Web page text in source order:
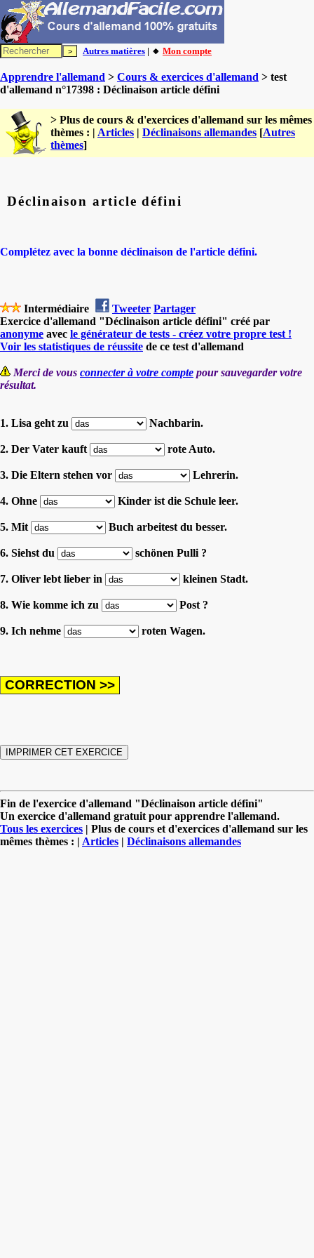
Autres matières | 🔸 Mon compte
Apprendre l'allemand > Cours & exercices d'allemand > test
d'allemand n°17398 : Déclinaison article défini
> Plus de cours & d'exercices d'allemand sur les mêmes
thèmes : | Articles | Déclinaisons allemandes [Autres
thèmes]
Déclinaison article défini
Complétez avec la bonne déclinaison de l'article défini.
Intermédiaire Tweeter Partager
Exercice d'allemand "Déclinaison article défini" créé par
anonyme avec le générateur de tests - créez votre propre test !
Voir les statistiques de réussite de ce test d'allemand
Merci de vous connecter à votre compte pour sauvegarder votre
résultat.
1. Lisa geht zu Nachbarin.
2. Der Vater kauft rote Auto.
3. Die Eltern stehen vor Lehrerin.
4. Ohne Kinder ist die Schule leer.
5. Mit Buch arbeitest du besser.
6. Siehst du schönen Pulli ?
7. Oliver lebt lieber in kleinen Stadt.
8. Wie komme ich zu Post ?
9. Ich nehme roten Wagen.
Fin de l'exercice d'allemand "Déclinaison article défini"
Un exercice d'allemand gratuit pour apprendre l'allemand.
Tous les exercices | Plus de cours et d'exercices d'allemand sur les
mêmes thèmes : | Articles | Déclinaisons allemandes